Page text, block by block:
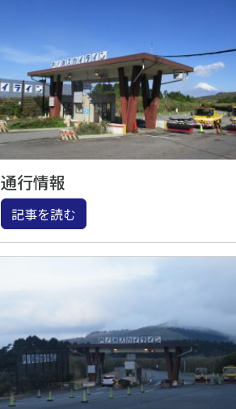
通行情報
記事を読む